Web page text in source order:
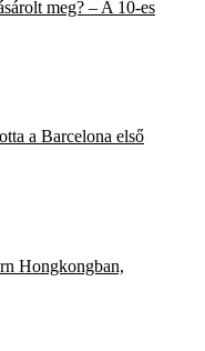
meg? – A 10-es
a Barcelona első
Hongkongban,